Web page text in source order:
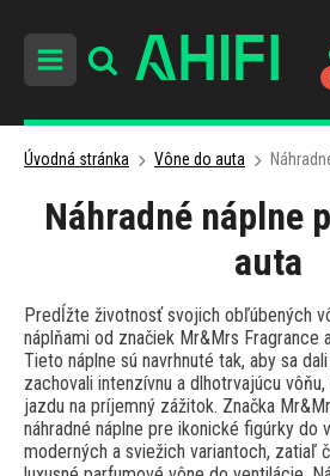
Úvodná stránka Vône do auta
Náhradné náplne
auta
Predĺžte životnosť svojich obľúbených
náplňami od značiek Mr&Mrs Fragrance
Tieto náplne sú navrhnuté tak, aby sa
zachovali intenzívnu a dlhotrvajúcu
jazdu na príjemný zážitok. Značka
náhradné náplne pre ikonické figúrky do
moderných a sviežich variantoch, zatiaľ